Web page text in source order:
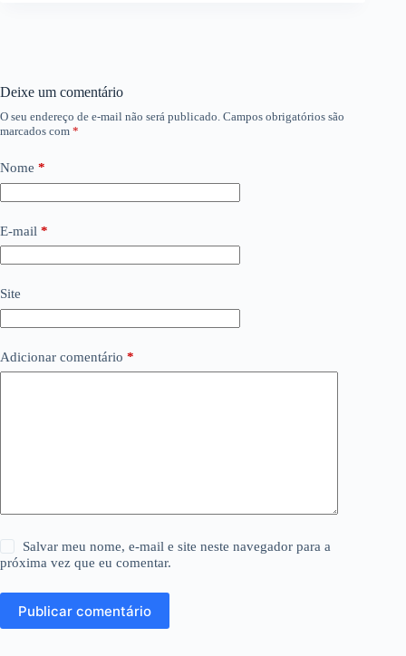
Deixe um comentário
O seu endereço de e-mail não será publicado. Campos obrigatórios são
marcados com *
Nome *
E-mail *
Site
Adicionar comentário *
Salvar meu nome, e-mail e site neste navegador para a
próxima vez que eu comentar.
Publicar comentário